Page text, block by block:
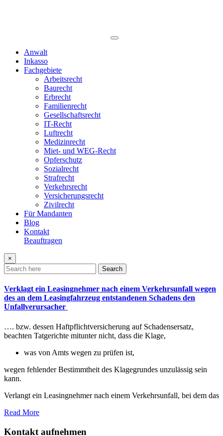
Anwalt
Inkasso
Fachgebiete
Arbeitsrecht
Baurecht
Erbrecht
Familienrecht
Gesellschaftsrecht
IT-Recht
Luftrecht
Medizinrecht
Miet- und WEG-Recht
Opferschutz
Sozialrecht
Strafrecht
Verkehrsrecht
Versicherungsrecht
Zivilrecht
Für Mandanten
Blog
Kontakt
Beauftragen
×
Search
Verklagt ein Leasingnehmer nach einem Verkehrsunfall wegen
des an dem Leasingfahrzeug entstandenen Schadens den
Unfallverursacher
…. bzw. dessen Haftpflichtversicherung auf Schadensersatz,
beachten Tatgerichte mitunter nicht, dass die Klage,
was von Amts wegen zu prüfen ist,
wegen fehlender Bestimmtheit des Klagegrundes unzulässig sein
kann.
Verlangt ein Leasingnehmer nach einem Verkehrsunfall, bei dem das
Read More
Kontakt aufnehmen